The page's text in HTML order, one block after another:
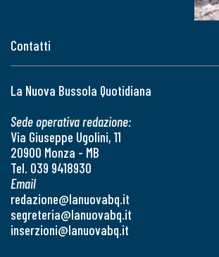
Contatti
La Nuova Bussola Quotidiana
Sede operativa redazione:
Via Giuseppe Ugolini, 11
20900 Monza - MB
Tel. 039 9418930
Email
redazione@lanuovabq.it
segreteria@lanuovabq.it
inserzioni@lanuovabq.it